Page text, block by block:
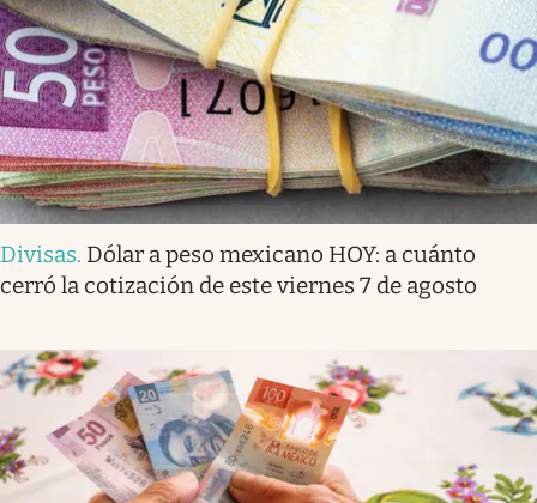
Divisas. Dólar a peso mexicano HOY: a cuánto
cerró la cotización de este viernes 7 de agosto